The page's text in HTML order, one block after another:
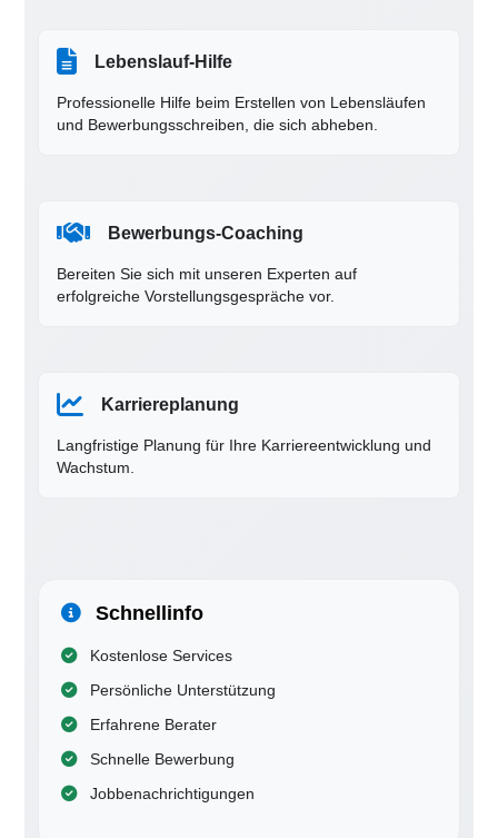
Lebenslauf-Hilfe
Professionelle Hilfe beim Erstellen von Lebensläufen
und Bewerbungsschreiben, die sich abheben.
Bewerbungs-Coaching
Bereiten Sie sich mit unseren Experten auf
erfolgreiche Vorstellungsgespräche vor.
Karriereplanung
Langfristige Planung für Ihre Karriereentwicklung und
Wachstum.
Schnellinfo
Kostenlose Services
Persönliche Unterstützung
Erfahrene Berater
Schnelle Bewerbung
Jobbenachrichtigungen